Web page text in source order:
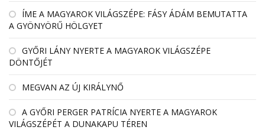
ÍME A MAGYAROK VILÁGSZÉPE: FÁSY ÁDÁM BEMUTATTA
A GYÖNYÖRŰ HÖLGYET
GYŐRI LÁNY NYERTE A MAGYAROK VILÁGSZÉPE
DÖNTŐJÉT
MEGVAN AZ ÚJ KIRÁLYNŐ
A GYŐRI PERGER PATRÍCIA NYERTE A MAGYAROK
VILÁGSZÉPÉT A DUNAKAPU TÉREN